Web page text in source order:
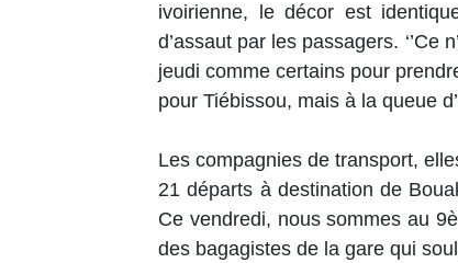
ivoirienne, le décor est
d’assaut par les passagers.
jeudi comme certains pour
pour Tiébissou, mais à la queue
Les compagnies de transport,
21 départs à destination de
Ce vendredi, nous sommes au
des bagagistes de la gare qui